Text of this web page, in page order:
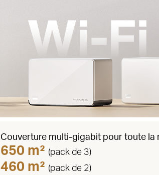
Couverture multi-gigabit pour toute la
650 m² (pack de 3)
460 m² (pack de 2)